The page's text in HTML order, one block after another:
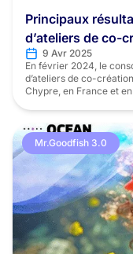
Principaux
d’ateliers de co-
9 Avr 2025
En février 2024, le
d’ateliers de co-
Chypre, en France et
afin d’identifier les […]
Mr.Goodfish 3.0